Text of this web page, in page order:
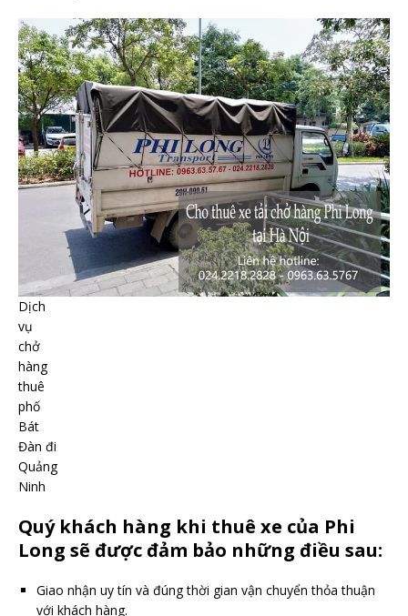
Dịch
vụ
chở
hàng
thuê
phố
Bát
Đàn đi
Quảng
Ninh
Quý khách hàng khi thuê xe của Phi
Long sẽ được đảm bảo những điều sau:
Giao nhận uy tín và đúng thời gian vận chuyển thỏa thuận
với khách hàng.